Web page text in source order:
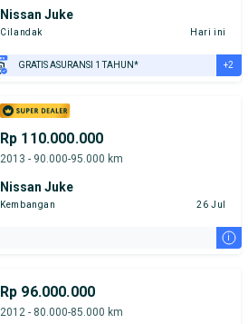
Nissan Juke
Cilandak Hari ini
GRATIS ASURANSI 1 TAHUN* +2
Rp 110.000.000
2013 - 90.000-95.000 km
Nissan Juke
Kembangan 26 Jul
i
Rp 96.000.000
2012 - 80.000-85.000 km